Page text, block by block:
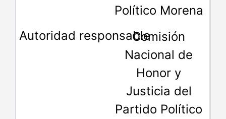
Político Morena
Comisión
Nacional de
Honor y
Justicia del
Partido Político